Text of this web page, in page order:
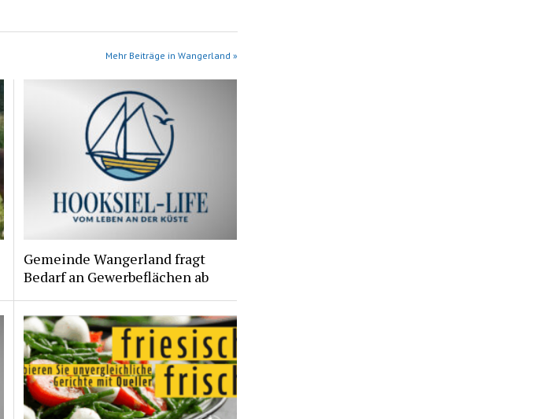
Mehr Beiträge in Wangerland »
Gemeinde Wangerland fragt
Bedarf an Gewerbeflächen ab